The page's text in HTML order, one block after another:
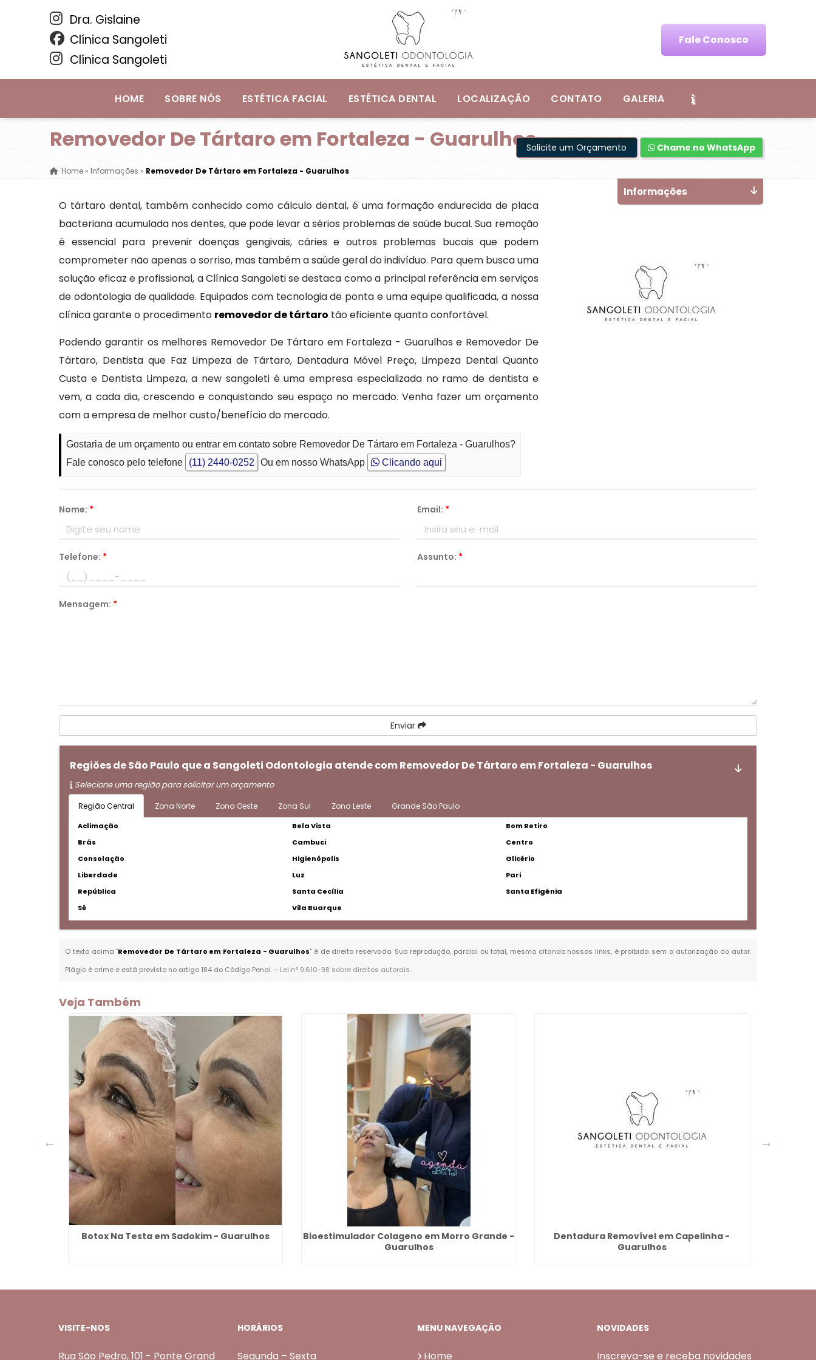
Dra. Gislaine
Clínica Sangoleti
Clínica Sangoleti
Fale Conosco
HOME SOBRE NÓS ESTÉTICA FACIAL ESTÉTICA DENTAL LOCALIZAÇÃO CONTATO GALERIA
Removedor De Tártaro em Fortaleza - Guarulhos
Home»Informações » Removedor De Tártaro em Fortaleza - Guarulhos
Solicite um Orçamento Chame no WhatsApp
O tártaro dental, também conhecido como cálculo dental, é uma formação endurecida de placa
bacteriana acumulada nos dentes, que pode levar a sérios problemas de saúde bucal. Sua remoção
é essencial para prevenir doenças gengivais, cáries e outros problemas bucais que podem
comprometer não apenas o sorriso, mas também a saúde geral do indivíduo. Para quem busca uma
solução eficaz e profissional, a Clínica Sangoleti se destaca como a principal referência em serviços
de odontologia de qualidade. Equipados com tecnologia de ponta e uma equipe qualificada, a nossa
clínica garante o procedimento removedor de tártaro tão eficiente quanto confortável.
Podendo garantir os melhores Removedor De Tártaro em Fortaleza - Guarulhos e Removedor De
Tártaro, Dentista que Faz Limpeza de Tártaro, Dentadura Móvel Preço, Limpeza Dental Quanto
Custa e Dentista Limpeza, a new sangoleti é uma empresa especializada no ramo de dentista e
vem, a cada dia, crescendo e conquistando seu espaço no mercado. Venha fazer um orçamento
com a empresa de melhor custo/benefício do mercado.
Gostaria de um orçamento ou entrar em contato sobre Removedor De Tártaro em Fortaleza - Guarulhos?
Fale conosco pelo telefone
(11) 2440-0252 Ou em nosso WhatsApp Clicando aqui
Nome: * Email: *
Telefone: * Assunto: *
Mensagem: *
Enviar
Regiões de São Paulo que a Sangoleti Odontologia atende com Removedor De Tártaro em Fortaleza - Guarulhos
Selecione uma região para solicitar um orçamento
Região Central Zona Norte Zona Oeste Zona Sul Zona Leste Grande São Paulo
Aclimação Bela Vista
Bom Retiro
Brás
Cambuci
Centro
Consolação
Higienópolis
Glicério
Liberdade
Luz
Pari
República
Santa Cecília
Santa Efigênia
Sé
Vila Buarque
O texto acima "Removedor De Tártaro em Fortaleza - Guarulhos" é de direito reservado. Sua reprodução, parcial ou total, mesmo citando nossos links, é proibida sem a autorização do autor.
Plágio é crime e está previsto no artigo 184 do Código Penal. – Lei n° 9.610-98 sobre direitos autorais.
Informações
Veja Também
Botox Na Testa em Sadokim - Guarulhos
Bioestimulador Colageno em Morro Grande -
Guarulhos
Dentadura Removível em Capelinha -
Guarulhos
VISITE-NOS
Rua São Pedro, 101 - Ponte Grand
HORÁRIOS
Segunda – Sexta
MENU NAVEGAÇÃO
Home
NOVIDADES
Inscreva-se e receba novidades